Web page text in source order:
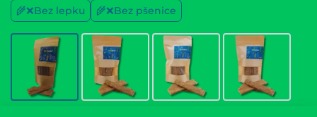
🌾❌Bez lepku
🌾❌Bez pšenice